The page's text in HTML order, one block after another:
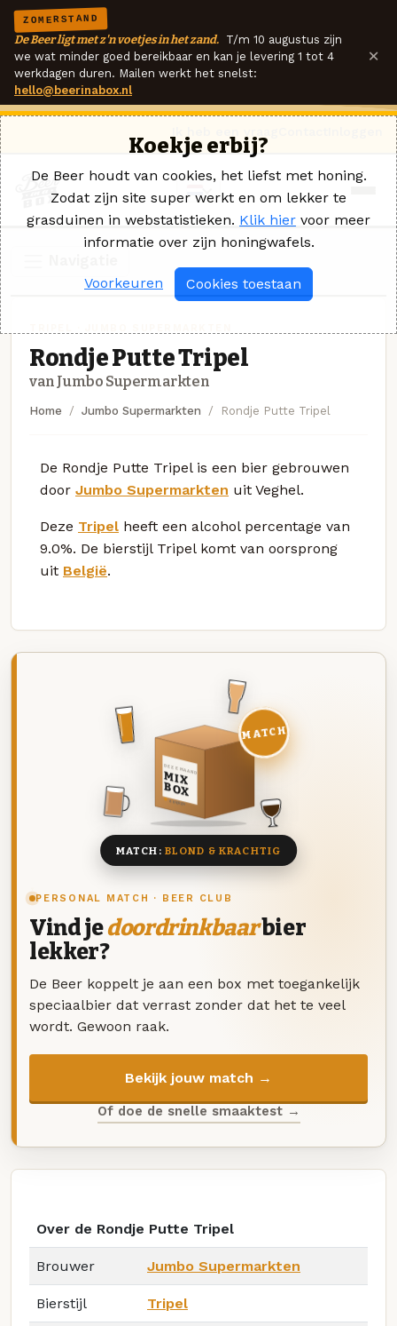
ZOMERSTAND
De Beer ligt met z'n voetjes in het zand. T/m 10 augustus zijn
we wat minder goed bereikbaar en kan je levering 1 tot 4
werkdagen duren. Mailen werkt het snelst:
hello@beerinabox.nl
×
Rondje Putte Tripel
van Jumbo Supermarkten
Home Jumbo Supermarkten Rondje Putte Tripel
De Rondje Putte Tripel is een bier gebrouwen
door Jumbo Supermarkten uit Veghel.
Deze Tripel heeft een alcohol percentage van
9.0%. De bierstijl Tripel komt van oorsprong
uit België.
PERSONAL MATCH · BEER CLUB
Vind jedoordrinkbaarbier
lekker?
De Beer koppelt je aan een box met toegankelijk
speciaalbier dat verrast zonder dat het te veel
wordt. Gewoon raak.
Bekijk jouw match →
Of doe de snelle smaaktest →
DEZE MAAND
MIX
BOX
8 BIEREN
MATCH
MATCH: BLOND & KRACHTIG
Over de Rondje Putte Tripel
Brouwer Jumbo Supermarkten
Bierstijl Tripel
Koekje erbij?
De Beer houdt van cookies, het liefst met honing.
Zodat zijn site super werkt en om lekker te
grasduinen in webstatistieken. Klik hier voor meer
informatie over zijn honingwafels.
Voorkeuren Cookies toestaan